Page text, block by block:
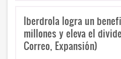
Iberdrola logra un
millones y eleva el
Correo, Expansión)